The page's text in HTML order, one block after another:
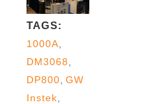
TAGS:
1000A
DM3068
DP800 GW
Instek